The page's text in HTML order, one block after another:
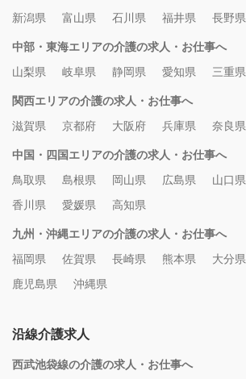
新潟県
富山県 石川県 福井県 長野県
中部・東海エリアの介護の求人・お仕事へ
山梨県
岐阜県 静岡県 愛知県 三重県
関西エリアの介護の求人・お仕事へ
滋賀県
京都府 大阪府 兵庫県 奈良県
中国・四国エリアの介護の求人・お仕事へ
鳥取県
島根県 岡山県 広島県 山口県
香川県
愛媛県 高知県
九州・沖縄エリアの介護の求人・お仕事へ
福岡県
佐賀県 長崎県 熊本県 大分県
鹿児島県
沖縄県
沿線介護求人
西武池袋線の介護の求人・お仕事へ